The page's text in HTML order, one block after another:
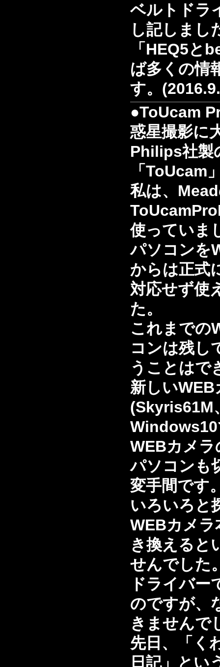
ベルトドラ
し記しまし
「HEQ5と
ば多くの情
す。
●ToUcam
惑星撮影に
Philips社製
「ToUcam
私は、
使っていま
パソコンを
からは正式
対応せず使
た。
これまでの
コンは残し
うことはで
新しいWEB
(Skyris61M
WEBカメラ
パソコンも
変手間です
いろいろと
WEBカメラ
き換えると
せんでした
ドライバ
のですが、
きませんで
先日、「く
日記」とい